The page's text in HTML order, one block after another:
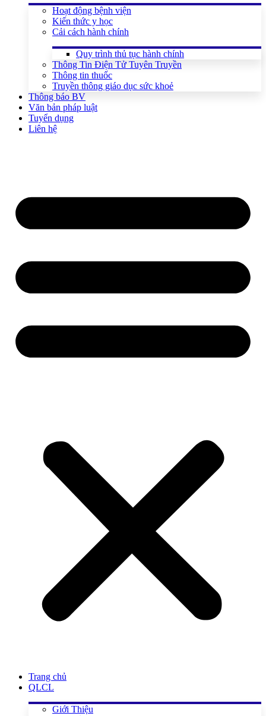
Hoạt động bệnh viện
Kiến thức y học
Cải cách hành chính
Quy trình thủ tục hành chính
Thông Tin Điện Tử Tuyên Truyền
Thông tin thuốc
Truyền thông giáo dục sức khoẻ
Thông báo BV
Văn bản pháp luật
Tuyển dụng
Liên hệ
Trang chủ
QLCL
Giới Thiệu